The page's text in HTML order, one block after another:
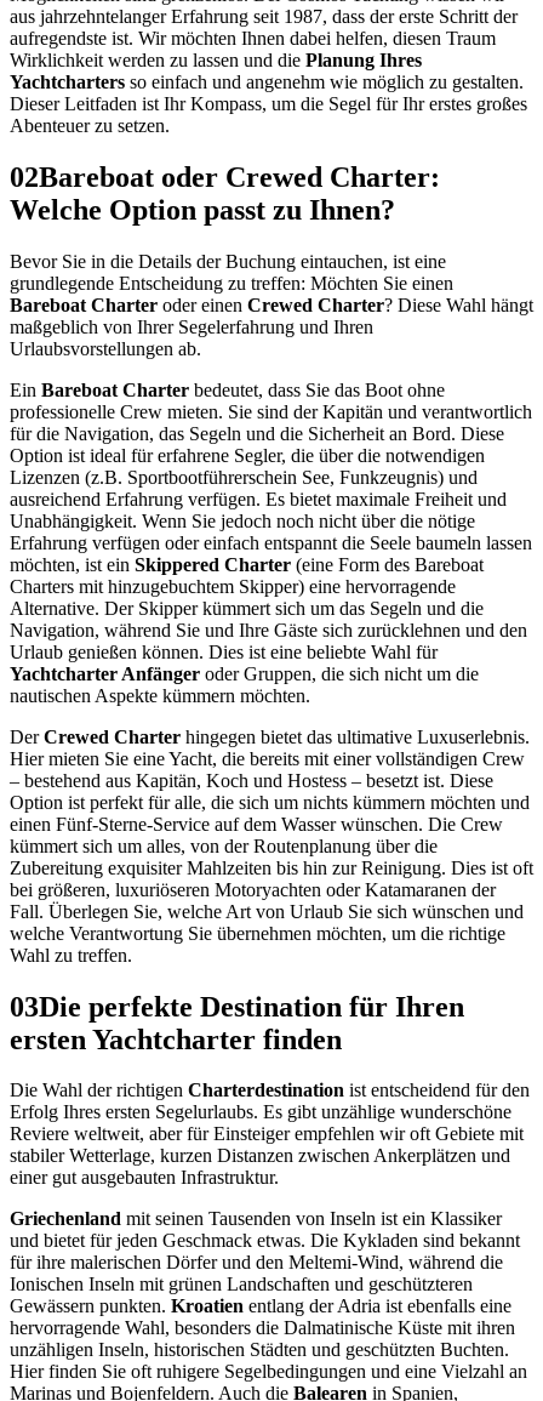
aus jahrzehntelanger Erfahrung seit 1987, dass der erste Schritt der
aufregendste ist. Wir möchten Ihnen dabei helfen, diesen Traum
Wirklichkeit werden zu lassen und die Planung Ihres
Yachtcharters so einfach und angenehm wie möglich zu gestalten.
Dieser Leitfaden ist Ihr Kompass, um die Segel für Ihr erstes großes
Abenteuer zu setzen.
02Bareboat oder Crewed Charter:
Welche Option passt zu Ihnen?
Bevor Sie in die Details der Buchung eintauchen, ist eine
grundlegende Entscheidung zu treffen: Möchten Sie einen
Bareboat Charter oder einen Crewed Charter? Diese Wahl hängt
maßgeblich von Ihrer Segelerfahrung und Ihren
Urlaubsvorstellungen ab.
Ein Bareboat Charter bedeutet, dass Sie das Boot ohne
professionelle Crew mieten. Sie sind der Kapitän und verantwortlich
für die Navigation, das Segeln und die Sicherheit an Bord. Diese
Option ist ideal für erfahrene Segler, die über die notwendigen
Lizenzen (z.B. Sportbootführerschein See, Funkzeugnis) und
ausreichend Erfahrung verfügen. Es bietet maximale Freiheit und
Unabhängigkeit. Wenn Sie jedoch noch nicht über die nötige
Erfahrung verfügen oder einfach entspannt die Seele baumeln lassen
möchten, ist ein Skippered Charter (eine Form des Bareboat
Charters mit hinzugebuchtem Skipper) eine hervorragende
Alternative. Der Skipper kümmert sich um das Segeln und die
Navigation, während Sie und Ihre Gäste sich zurücklehnen und den
Urlaub genießen können. Dies ist eine beliebte Wahl für
Yachtcharter Anfänger oder Gruppen, die sich nicht um die
nautischen Aspekte kümmern möchten.
DerCrewed Charter hingegen bietet das ultimative Luxuserlebnis.
Hier mieten Sie eine Yacht, die bereits mit einer vollständigen Crew
– bestehend aus Kapitän, Koch und Hostess – besetzt ist. Diese
Option ist perfekt für alle, die sich um nichts kümmern möchten und
einen Fünf-Sterne-Service auf dem Wasser wünschen. Die Crew
kümmert sich um alles, von der Routenplanung über die
Zubereitung exquisiter Mahlzeiten bis hin zur Reinigung. Dies ist oft
bei größeren, luxuriöseren Motoryachten oder Katamaranen der
Fall. Überlegen Sie, welche Art von Urlaub Sie sich wünschen und
welche Verantwortung Sie übernehmen möchten, um die richtige
Wahl zu treffen.
03Die perfekte Destination für Ihren
ersten Yachtcharter finden
Die Wahl der richtigen Charterdestination ist entscheidend für den
Erfolg Ihres ersten Segelurlaubs. Es gibt unzählige wunderschöne
Reviere weltweit, aber für Einsteiger empfehlen wir oft Gebiete mit
stabiler Wetterlage, kurzen Distanzen zwischen Ankerplätzen und
einer gut ausgebauten Infrastruktur.
Griechenland mit seinen Tausenden von Inseln ist ein Klassiker
und bietet für jeden Geschmack etwas. Die Kykladen sind bekannt
für ihre malerischen Dörfer und den Meltemi-Wind, während die
Ionischen Inseln mit grünen Landschaften und geschützteren
Gewässern punkten. Kroatien entlang der Adria ist ebenfalls eine
hervorragende Wahl, besonders die Dalmatinische Küste mit ihren
unzähligen Inseln, historischen Städten und geschützten Buchten.
Hier finden Sie oft ruhigere Segelbedingungen und eine Vielzahl an
Marinas und Bojenfeldern. Auch die Balearen in Spanien,